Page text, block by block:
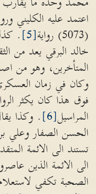
اعتمد عليه الكليني
(5073) رواية
[5]
.
خالد البرقي يعد من
المتأخرين، وهو من
وكان في زمان
فوق هذا كان يكثر
المراسيل[6]
. وكذا
الحسن الصفار وعلي
تستند الى الائمة
الى الائمة الذين
الصحبة تكفي